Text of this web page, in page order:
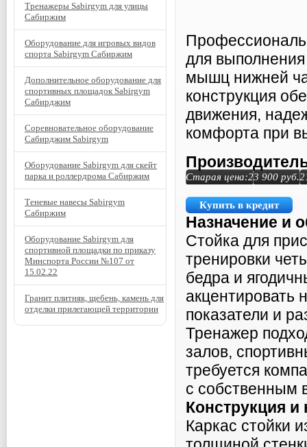
для
мышц нижней
конструкция
движения,
комфорта при
Старая цена:23 900 руб.
Купить в кредит
Назначение и
Стойка для
тренировки
бедра и
акцентировать
показатели и
Тренажер
залов,
требуется
с собственным
Конструкция и
Каркас стойки
Тренажеры Sabirgym для улицы
Сабиржим
Оборудование для игровых видов
спорта Sabirgym Сабиржим
Дополнительное оборудование для
спортивных площадок Sabirgym
Сабирджим
Соревновательное оборудование
Сабирджим Sabirgym
Оборудование Sabirgym для скейт
парка и роллердрома Сабиржим
Теневые навесы Sabirgym
Сабиржим
Оборудование Sabirgym для
спортивной площадки по приказу
Минспорта России №107 от
15.02.22
Гранит плитняк, щебень, камень для
отделки прилегающей территории